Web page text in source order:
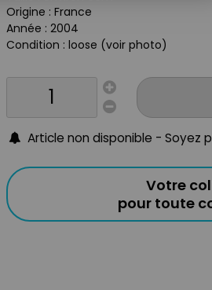
Origine : France
Année : 2004
Condition : loose (voir photo)
Article non disponible - Soyez
Votre
pour toute